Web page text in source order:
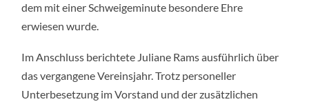
dem mit einer Schweigeminute besondere Ehre
erwiesen wurde.
Im Anschluss berichtete Juliane Rams ausführlich über
das vergangene Vereinsjahr. Trotz personeller
Unterbesetzung im Vorstand und der zusätzlichen